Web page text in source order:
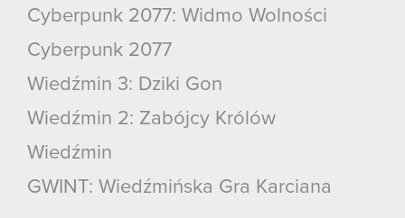
Cyberpunk 2077: Widmo Wolności
Cyberpunk 2077
Wiedźmin 3: Dziki Gon
Wiedźmin 2: Zabójcy Królów
Wiedźmin
GWINT: Wiedźmińska Gra Karciana